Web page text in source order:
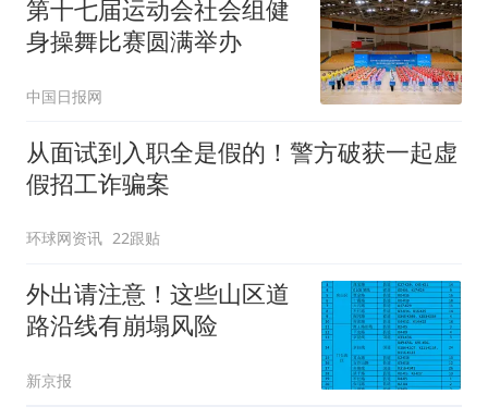
第十七届运动会社会组健
身操舞比赛圆满举办
中国日报网
从面试到入职全是假的！警方破获一起虚
假招工诈骗案
环球网资讯 22跟贴
外出请注意！这些山区道
路沿线有崩塌风险
新京报